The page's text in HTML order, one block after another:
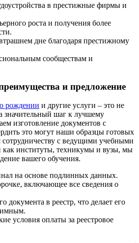
в престижные фирмы и
роста и получения более
дне благодаря престижному
сообществам и
и предложение
рождении и другие услуги – это не
значительный шаг к лучшему
изготовление документов с
это могут наши образцы готовых
сотрудничеству с ведущими учебными
институты, техникумы и вузы, мы
вашего обучения.
на основе подлинных данных.
включающее все сведения о
документа в реестр, что делает его
условия оплаты за реестровое